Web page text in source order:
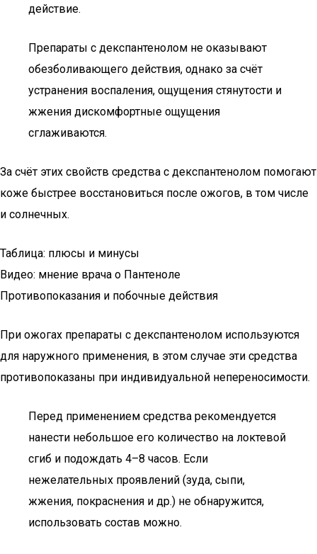
действие.
Препараты с декспантенолом не оказывают
обезболивающего действия, однако за счёт
устранения воспаления, ощущения стянутости и
жжения дискомфортные ощущения
сглаживаются.
За счёт этих свойств средства с декспантенолом помогают
коже быстрее восстановиться после ожогов, в том числе
и солнечных.
Таблица: плюсы и минусы
Видео: мнение врача о Пантеноле
Противопоказания и побочные действия
При ожогах препараты с декспантенолом используются
для наружного применения, в этом случае эти средства
противопоказаны при индивидуальной непереносимости.
Перед применением средства рекомендуется
нанести небольшое его количество на локтевой
сгиб и подождать 4–8 часов. Если
нежелательных проявлений (зуда, сыпи,
жжения, покраснения и др.) не обнаружится,
использовать состав можно.